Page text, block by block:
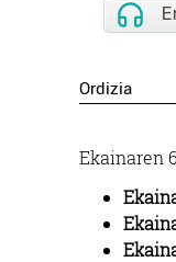
Ordizia
Ekainaren